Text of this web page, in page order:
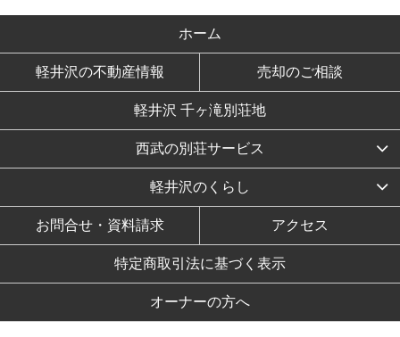
ホーム
軽井沢の不動産情報 売却のご相談
軽井沢 千ヶ滝別荘地
西武の別荘サービス
軽井沢のくらし
お問合せ・資料請求 アクセス
特定商取引法に基づく表示
オーナーの方へ